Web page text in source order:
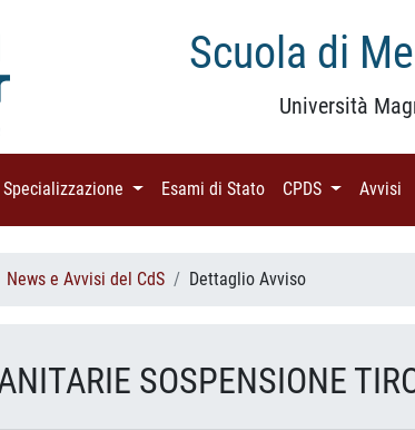
Scuola di
Università
(current)Esami di Stato (current)
CPDS (current)
Avvisi
News e Avvisi del CdS Dettaglio Avviso
SOSPENSIONE